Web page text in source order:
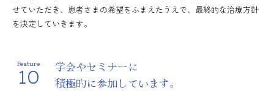
せていただき、患者さまの希望をふまえたうえで、最終的な治療方針
を決定していきます。
Feature
10
学会やセミナーに
積極的に参加しています。